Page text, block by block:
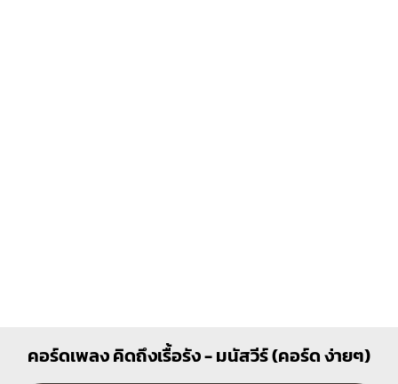
คอร์ดเพลง คิดถึงเรื้อรัง - มนัสวีร์ (คอร์ด ง่ายๆ)